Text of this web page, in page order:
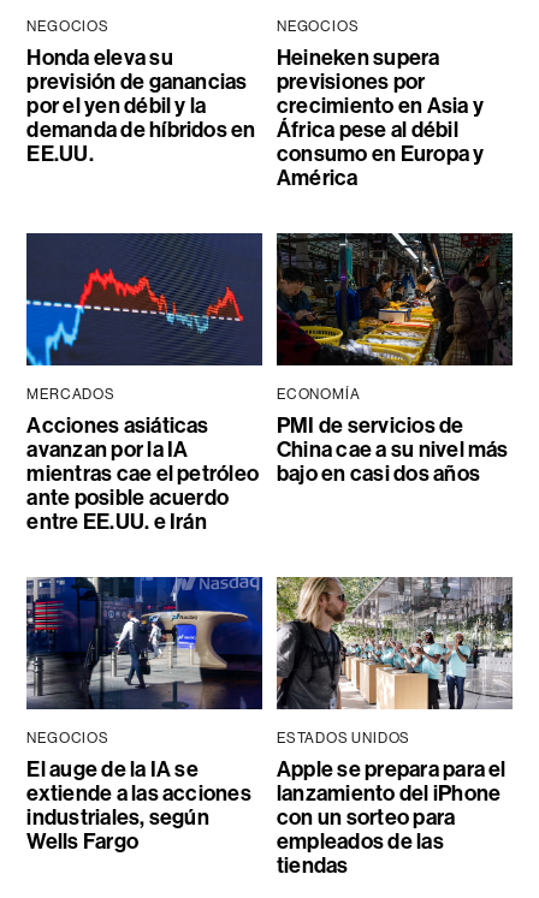
NEGOCIOS
Honda eleva su
previsión de ganancias
por el yen débil y la
demanda de híbridos en
EE.UU.
NEGOCIOS
Heineken supera
previsiones por
crecimiento en Asia y
África pese al débil
consumo en Europa y
América
MERCADOS
Acciones asiáticas
avanzan por la IA
mientras cae el petróleo
ante posible acuerdo
entre EE.UU. e Irán
ECONOMÍA
PMI de servicios de
China cae a su nivel más
bajo en casi dos años
NEGOCIOS
El auge de la IA se
extiende a las acciones
industriales, según
Wells Fargo
ESTADOS UNIDOS
Apple se prepara para el
lanzamiento del iPhone
con un sorteo para
empleados de las
tiendas